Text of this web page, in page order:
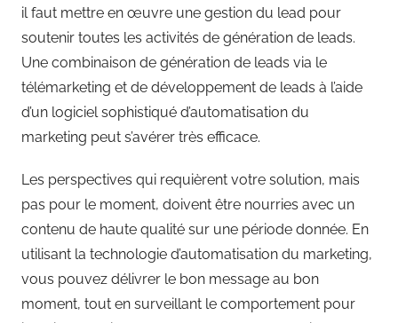
il faut mettre en œuvre une gestion du lead pour
soutenir toutes les activités de génération de leads.
Une combinaison de génération de leads via le
télémarketing et de développement de leads à l’aide
d’un logiciel sophistiqué d’automatisation du
marketing peut s’avérer très efficace.
Les perspectives qui requièrent votre solution, mais
pas pour le moment, doivent être nourries avec un
contenu de haute qualité sur une période donnée. En
utilisant la technologie d’automatisation du marketing,
vous pouvez délivrer le bon message au bon
moment, tout en surveillant le comportement pour